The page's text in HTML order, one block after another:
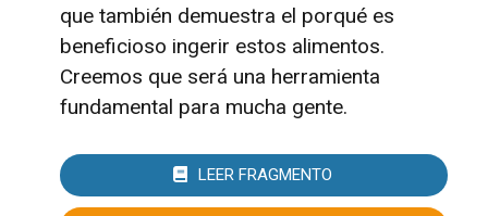
que también demuestra el porqué es
beneficioso ingerir estos alimentos.
Creemos que será una herramienta
fundamental para mucha gente.
LEER FRAGMENTO